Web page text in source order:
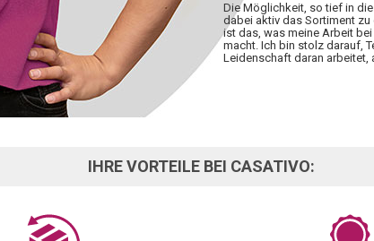
Die Möglichkeit, so tief in
dabei aktiv das Sortiment
ist das, was meine Arbeit
macht. Ich bin stolz darauf,
Leidenschaft daran arbeitet,
IHRE VORTEILE BEI CASATIVO: